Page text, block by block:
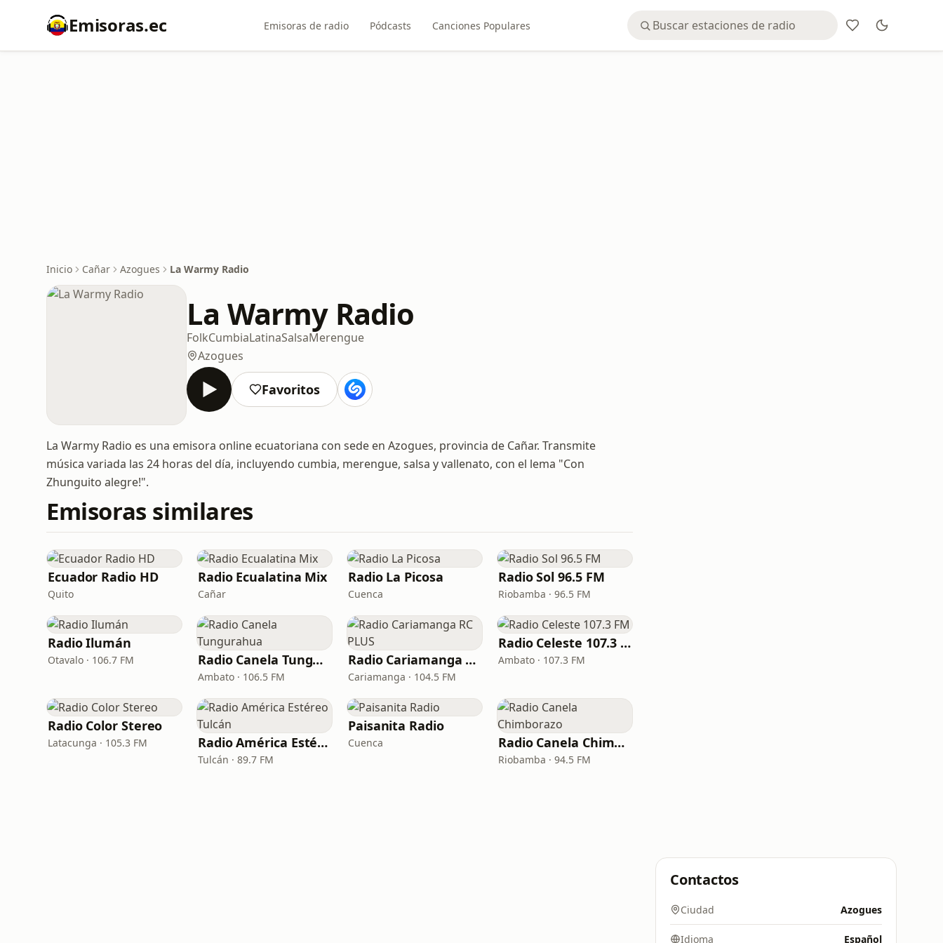
Emisoras.ec Emisoras de radio Pódcasts Canciones Populares
Inicio Cañar Azogues La Warmy Radio
La Warmy Radio
FolkCumbiaLatinaSalsaMerengue
Azogues
Favoritos
La Warmy Radio es una emisora online ecuatoriana con sede en Azogues, provincia de Cañar. Transmite
música variada las 24 horas del día, incluyendo cumbia, merengue, salsa y vallenato, con el lema "Con
Zhunguito alegre!".
Emisoras similares
Ecuador Radio HD
Quito
Radio Ecualatina Mix
Cañar
Radio La Picosa
Cuenca
Radio Sol 96.5 FM
Riobamba · 96.5 FM
Radio Ilumán
Otavalo · 106.7 FM Radio Canela Tungurahua
Ambato · 106.5 FM
Radio Cariamanga RC PLUS
Cariamanga · 104.5 FM
Radio Celeste 107.3 FM
Ambato · 107.3 FM
Radio Color Stereo
Latacunga · 105.3 FM Radio América Estéreo Tulcán
Tulcán · 89.7 FM
Paisanita Radio
Cuenca Radio Canela Chimborazo
Riobamba · 94.5 FM
Contactos
Ciudad Azogues
Idioma Español